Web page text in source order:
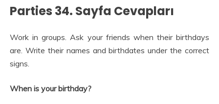
Parties 34. Sayfa Cevapları
Work in groups. Ask your friends when their birthdays
are. Write their names and birthdates under the correct
signs.
When is your birthday?